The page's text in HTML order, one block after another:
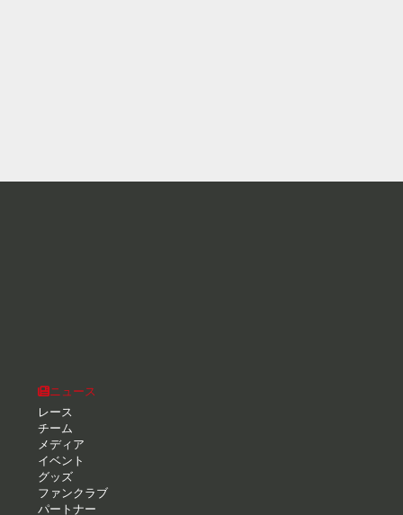
ニュース
レース
チーム
メディア
イベント
グッズ
ファンクラブ
パートナー